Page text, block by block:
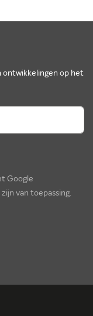
ontwikkelingen op het
Google
zijn van toepassing.